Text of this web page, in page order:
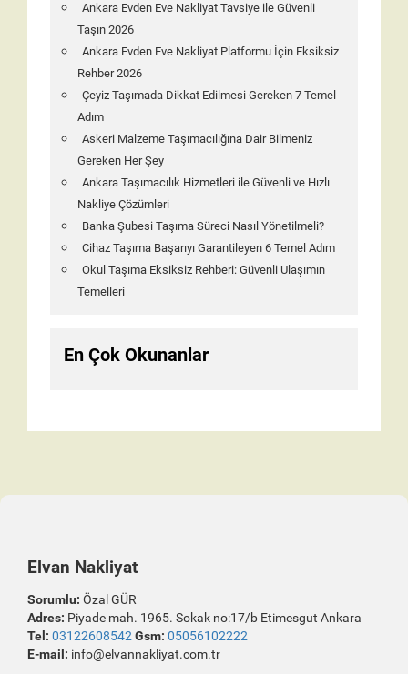
Ankara Evden Eve Nakliyat Tavsiye ile Güvenli
Taşın 2026
Ankara Evden Eve Nakliyat Platformu İçin Eksiksiz
Rehber 2026
Çeyiz Taşımada Dikkat Edilmesi Gereken 7 Temel
Adım
Askeri Malzeme Taşımacılığına Dair Bilmeniz
Gereken Her Şey
Ankara Taşımacılık Hizmetleri ile Güvenli ve Hızlı
Nakliye Çözümleri
Banka Şubesi Taşıma Süreci Nasıl Yönetilmeli?
Cihaz Taşıma Başarıyı Garantileyen 6 Temel Adım
Okul Taşıma Eksiksiz Rehberi: Güvenli Ulaşımın
Temelleri
En Çok Okunanlar
Elvan Nakliyat
Sorumlu: Özal GÜR
Adres: Piyade mah. 1965. Sokak no:17/b Etimesgut Ankara
Tel: 03122608542 Gsm: 05056102222
E-mail: info@elvannakliyat.com.tr